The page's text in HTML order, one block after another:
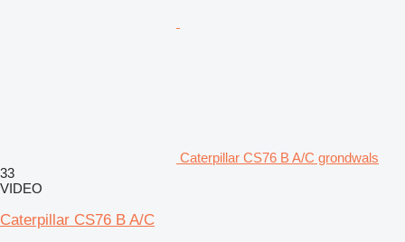
Caterpillar CS76 B A/C grondwals
33
VIDEO
Caterpillar CS76 B A/C